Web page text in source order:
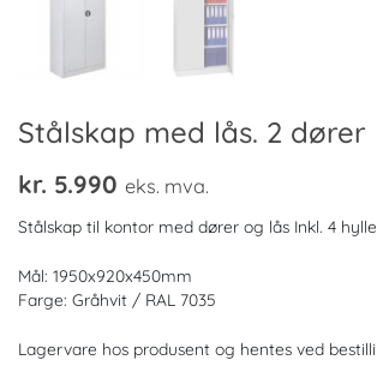
Stålskap med lås. 2 dører
kr. 5.990 eks. mva.
Stålskap til kontor med dører og lås Inkl. 4
Mål: 1950x920x450mm
Farge: Gråhvit / RAL 7035
Lagervare hos produsent og hentes ved